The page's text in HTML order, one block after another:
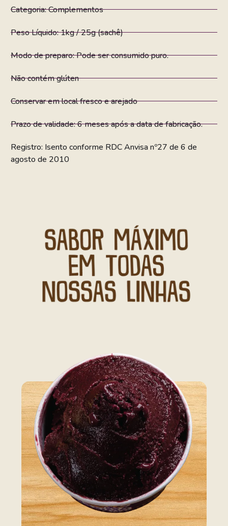
Categoria: Complementos
Peso Líquido: 1kg / 25g (sachê)
Modo de preparo: Pode ser consumido puro.
Não contém glúten
Conservar em local fresco e arejado
Prazo de validade: 6 meses após a data de fabricação.
Registro: Isento conforme RDC Anvisa nº27 de 6 de
agosto de 2010